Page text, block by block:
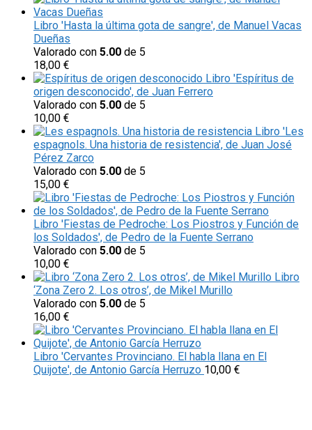
Libro 'Hasta la última gota de sangre', de Manuel Vacas
Dueñas
Valorado con 5.00 de 5
18,00 €
Libro 'Espíritus de
origen desconocido', de Juan Ferrero
Valorado con 5.00 de 5
10,00 €
Libro 'Les
espagnols. Una historia de resistencia', de Juan José
Pérez Zarco
Valorado con 5.00 de 5
15,00 €
Libro 'Fiestas de Pedroche: Los Piostros y Función de
los Soldados', de Pedro de la Fuente Serrano
Valorado con 5.00 de 5
10,00 €
Libro
‘Zona Zero 2. Los otros’, de Mikel Murillo
Valorado con 5.00 de 5
16,00 €
Libro 'Cervantes Provinciano. El habla llana en El
Quijote', de Antonio García Herruzo 10,00 €